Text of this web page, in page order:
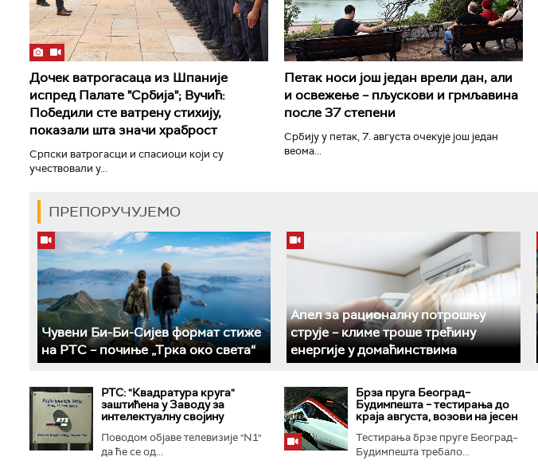
Дочек ватрогасаца из Шпаније
испред Палате "Србија"; Вучић:
Победили сте ватрену стихију,
показали шта значи храброст
Српски ватрогасци и спасиоци који су
учествовали у...
Петак носи још један врели дан, али
и освежење – пљускови и грмљавина
после 37 степени
Србију у петак, 7. августа очекује још један
веома...
ПРЕПОРУЧУЈЕМО
Чувени Би-Би-Сијев формат стиже
на РТС – почиње „Трка око света“
Апел за рационалну потрошњу
струје – климе троше трећину
енергије у домаћинствима
РТС: "Квадратура круга"
заштићена у Заводу за
интелектуалну својину
Поводом објаве телевизије "N1"
да ће се од...
Брза пруга Београд–
Будимпешта – тестирања до
краја августа, возови на јесен
Тестирања брзе пруге Београд–
Будимпешта требало...